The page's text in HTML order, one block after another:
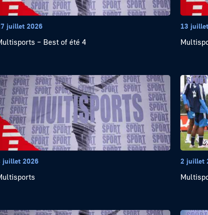
juillet 2026
– Best of été 4
13
juillet 2026 2 juillet